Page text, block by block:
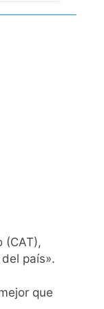
(CAT),
país».
que